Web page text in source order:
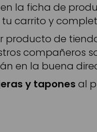
la ficha de
carrito y
producto de
compañeros
en la buena
y tapones al